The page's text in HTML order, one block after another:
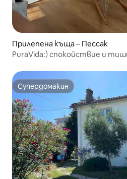
Прилепена къща – Пессак
PuraVida:) спокойствие и
Супердомакин
Супердомакин